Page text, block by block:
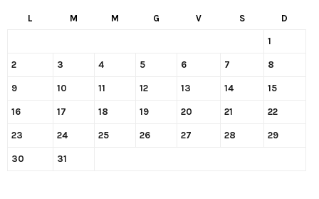
L M M G V S D
1
2 3 4 5 6 7 8
9 10 11 12 13 14 15
16 17 18 19 20 21 22
23 24 25 26 27 28 29
30 31